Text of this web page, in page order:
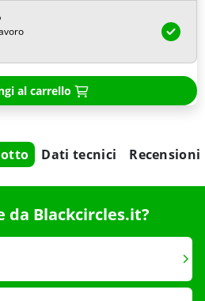
al carrello
Dati tecnici Recensioni
da Blackcircles.it?